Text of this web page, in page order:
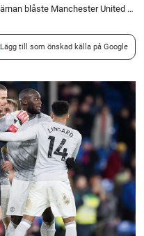
Uppgifter: Storstjärnan blåste Manchester United – timmar innan deadline
Lägg till som önskad källa på Google